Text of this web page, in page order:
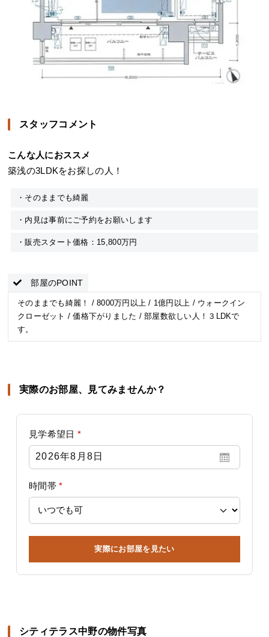
スタッフコメント
こんな人におススメ
築浅の3LDKをお探しの人！
・そのままでも綺麗
・内見は事前にご予約をお願いします
・販売スタート価格：15,800万円
部屋のPOINT
そのままでも綺麗！ / 8000万円以上 / 1億円以上 / ウォークイン
クローゼット / 価格下がりました / 部屋数欲しい人！３LDKで
す。
実際のお部屋、見てみませんか？
見学希望日 *
時間帯*
実際にお部屋を見たい
シティテラス中野の物件写真